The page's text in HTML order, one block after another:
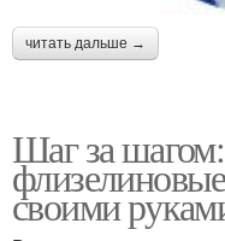
читать дальше →
Шаг за
своими